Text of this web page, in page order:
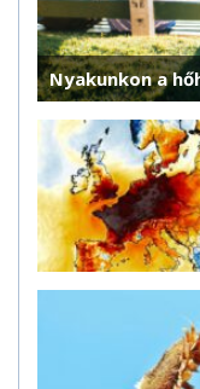
Nyakunkon a